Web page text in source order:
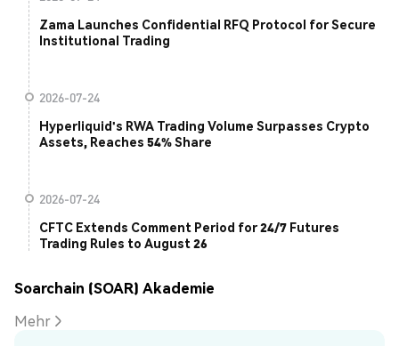
Zama Launches Confidential RFQ Protocol for Secure
Institutional Trading
2026-07-24
Hyperliquid's RWA Trading Volume Surpasses Crypto
Assets, Reaches 54% Share
2026-07-24
CFTC Extends Comment Period for 24/7 Futures
Trading Rules to August 26
Soarchain (SOAR) Akademie
Mehr